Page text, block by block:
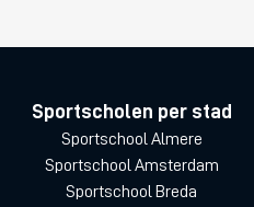
Sportscholen per stad
Sportschool Almere
Sportschool Amsterdam
Sportschool Breda